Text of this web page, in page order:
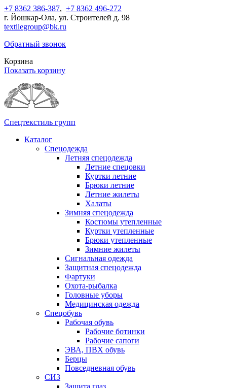
+7 8362 386-387, +7 8362 496-272
г. Йошкар-Ола, ул. Строителей д. 98
textilegroup@bk.ru
Обратный звонок
Корзина
Показать корзину
Спецтекстиль групп
Каталог
Спецодежда
Летняя спецодежда
Летние спецовки
Куртки летние
Брюки летние
Летние жилеты
Халаты
Зимняя спецодежда
Костюмы утепленные
Куртки утепленные
Брюки утепленные
Зимние жилеты
Сигнальная одежда
Защитная спецодежда
Фартуки
Охота-рыбалка
Головные уборы
Медицинская одежда
Спецобувь
Рабочая обувь
Рабочие ботинки
Рабочие сапоги
ЭВА, ПВХ обувь
Берцы
Повседневная обувь
СИЗ
Защита глаз